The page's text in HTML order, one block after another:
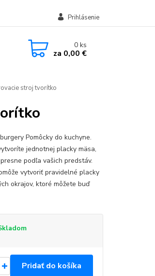
Prihlásenie
0ks
za 0,00 €
stroj tvorítko
Pomôcky do kuchyne.
jednotnej placky mäsa,
podľa vašich predstáv.
vytvoriť pravidelné placky
okrajov, ktoré môžete buď
Pridať do košíka